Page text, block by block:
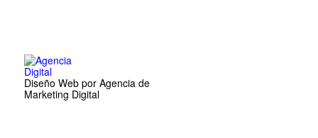
Diseño Web por Agencia de
Marketing Digital